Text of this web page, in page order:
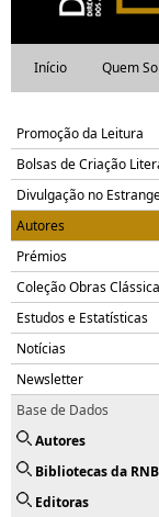
Início Quem
Promoção da Leitura
Bolsas de Criação
Divulgação no
Autores
Prémios
Coleção Obras
Estudos e Estatísticas
Notícias
Newsletter
Base de Dados
Autores
Bibliotecas da
Editoras